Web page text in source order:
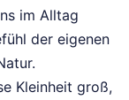
im Alltag
der eigenen
Kleinheit groß,